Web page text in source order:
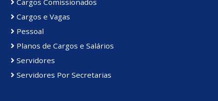
Cargos e Vagas
Pessoal
Planos de Cargos e Salários
Servidores
Servidores Por Secretarias